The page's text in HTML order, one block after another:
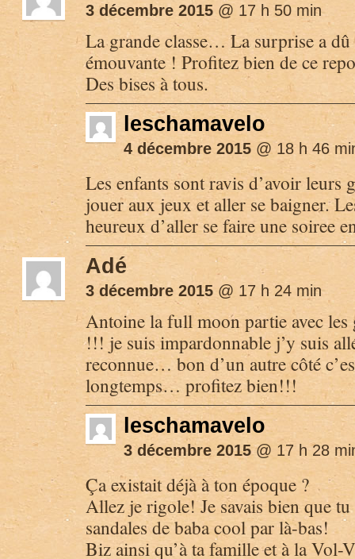
3 décembre 2015 @ 17 h 50 min
La grande classe… La surprise a dû
émouvante ! Profitez bien de ce
Des bises à tous.
leschamavelo
4 décembre 2015 @ 18 h 46
Les enfants sont ravis d’avoir leurs
jouer aux jeux et aller se baigner.
heureux d’aller se faire une soiree
Adé
3 décembre 2015 @ 17 h 24 min
Antoine la full moon partie avec les
!!! je suis impardonnable j’y suis
reconnue… bon d’un autre côté
longtemps… profitez bien!!!
leschamavelo
3 décembre 2015@ 17 h 28
Ça existait déjà à ton époque ?
Allez je rigole! Je savais bien que tu
sandales de baba cool par là-bas!
Biz ainsi qu’à ta famille et à la Vol-